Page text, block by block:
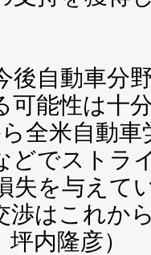
自動車分
可能性は十
全米自動
どでストラ
失を与えて
渉はこれか
内隆彦）